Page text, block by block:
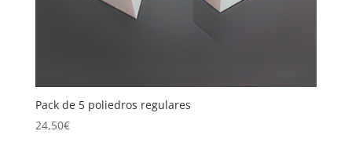
Pack de 5 poliedros regulares
24,50€